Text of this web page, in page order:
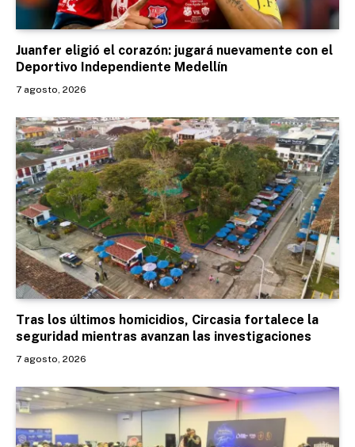
Juanfer eligió el corazón: jugará nuevamente con el
Deportivo Independiente Medellín
7 agosto, 2026
Tras los últimos homicidios, Circasia fortalece la
seguridad mientras avanzan las investigaciones
7 agosto, 2026